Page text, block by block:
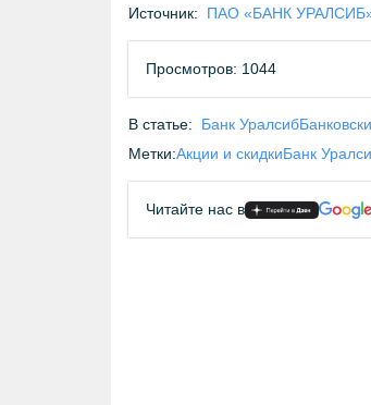
Источник: ПАО «БАНК
Просмотров: 1044
В статье: Банк Уралсиб
Метки:Акции и скидкиБанк
Читайте нас в